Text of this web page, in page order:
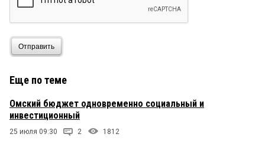
Отправить
Еще по теме
Омский бюджет одновременно социальный и
инвестиционный
25 июля 09:30 2 1812